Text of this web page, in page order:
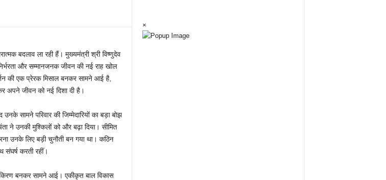
बदलाव ला रही हैं। मुख्यमंत्री श्री विष्णुदेव
और सम्मानजनक जीवन की नई राह खोल
की एक प्रेरक मिसाल बनकर सामने आई है,
अपने जीवन को नई दिशा दी है।
सामने परिवार की जिम्मेदारियों का बड़ा बोझ
ने उनकी मुश्किलों को और बढ़ा दिया। सीमित
उनके लिए बड़ी चुनौती बन गया था। कठिन
संघर्ष करती रहीं।
किरण बनकर सामने आई। एकीकृत बाल विकास
×